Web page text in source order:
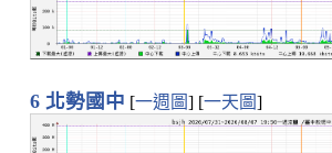
6 北勢國中 [一週圖] [一天圖]